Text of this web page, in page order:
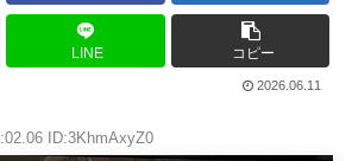
LINE コピー
2026.06.11
ID:3KhmAxyZ0